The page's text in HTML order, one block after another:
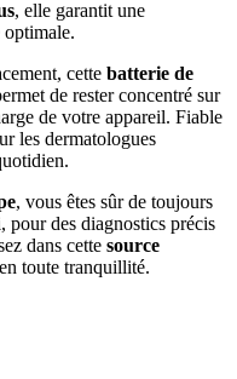
, elle garantit une
cette batterie de
de rester concentré sur
de votre appareil. Fiable
les dermatologues
, vous êtes sûr de toujours
pour des diagnostics précis
dans cette source
toute tranquillité.